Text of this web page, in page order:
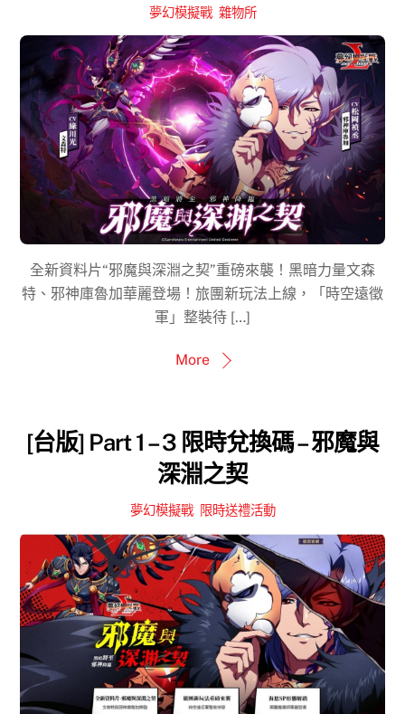
夢幻模擬戰, 雜物所
全新資料片“邪魔與深淵之契”重磅來襲！黑暗力量文森
特、邪神庫魯加華麗登場！旅團新玩法上線，「時空遠徵
軍」整裝待 […]
More
[台版] Part 1 – 3 限時兌換碼 – 邪魔與
深淵之契
夢幻模擬戰, 限時送禮活動